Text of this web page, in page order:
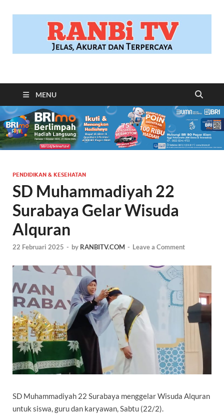
RANBITV.COM
MENU
PENDIDIKAN & KESEHATAN
SD Muhammadiyah 22
Surabaya Gelar Wisuda
Alquran
22 Februari 2025 - by RANBITV.COM - Leave a Comment
SD Muhammadiyah 22 Surabaya menggelar Wisuda Alquran
untuk siswa, guru dan karyawan, Sabtu (22/2).